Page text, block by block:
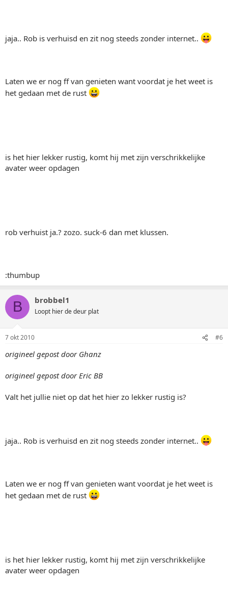
jaja.. Rob is verhuisd en zit nog steeds zonder internet..
Laten we er nog ff van genieten want voordat je het weet is
het gedaan met de rust
is het hier lekker rustig, komt hij met zijn verschrikkelijke
avater weer opdagen
rob verhuist ja.? zozo. suck-6 dan met klussen.
:thumbup
B brobbel1
Loopt hier de deur plat
7 okt 2010 #6
origineel gepost door Ghanz
origineel gepost door Eric BB
Valt het jullie niet op dat het hier zo lekker rustig is?
jaja.. Rob is verhuisd en zit nog steeds zonder internet..
Laten we er nog ff van genieten want voordat je het weet is
het gedaan met de rust
is het hier lekker rustig, komt hij met zijn verschrikkelijke
avater weer opdagen